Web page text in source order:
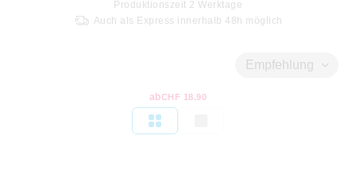
Produktionszeit 2 Werktage
Auch als Express innerhalb 48h möglich
Empfehlung
abCHF 18.90